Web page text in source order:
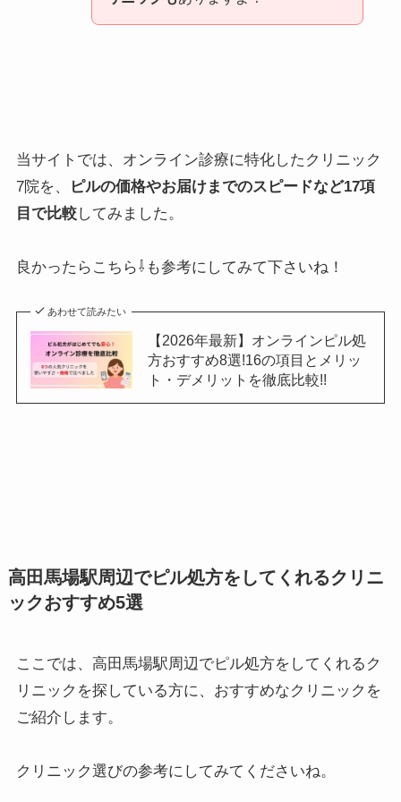
当サイトでは、オンライン診療に特化したクリニック
7院を、
ピルの価格やお届けまでのスピードなど17項
目で比較してみました。
良かったらこちら⇩も参考にしてみて下さいね！
あわせて読みたい
【2026年最新】オンラインピル処
方おすすめ8選!16の項目とメリッ
ト・デメリットを徹底比較!!
高田馬場駅周辺でピル処方をしてくれるクリニ
ックおすすめ5選
ここでは、高田馬場駅周辺でピル処方をしてくれるク
リニックを探している方に、おすすめなクリニックを
ご紹介します。
クリニック選びの参考にしてみてくださいね。